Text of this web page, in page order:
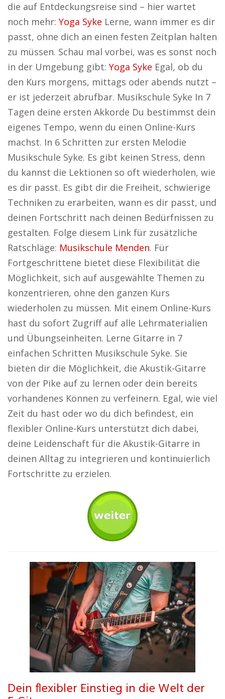
die auf Entdeckungsreise sind – hier wartet
noch mehr: Yoga Syke Lerne, wann immer es dir
passt, ohne dich an einen festen Zeitplan halten
zu müssen. Schau mal vorbei, was es sonst noch
in der Umgebung gibt: Yoga Syke Egal, ob du
den Kurs morgens, mittags oder abends nutzt –
er ist jederzeit abrufbar. Musikschule Syke In 7
Tagen deine ersten Akkorde Du bestimmst dein
eigenes Tempo, wenn du einen Online-Kurs
machst. In 6 Schritten zur ersten Melodie
Musikschule Syke. Es gibt keinen Stress, denn
du kannst die Lektionen so oft wiederholen, wie
es dir passt. Es gibt dir die Freiheit, schwierige
Techniken zu erarbeiten, wann es dir passt, und
deinen Fortschritt nach deinen Bedürfnissen zu
gestalten. Folge diesem Link für zusätzliche
Ratschläge: Musikschule Menden. Für
Fortgeschrittene bietet diese Flexibilität die
Möglichkeit, sich auf ausgewählte Themen zu
konzentrieren, ohne den ganzen Kurs
wiederholen zu müssen. Mit einem Online-Kurs
hast du sofort Zugriff auf alle Lehrmaterialien
und Übungseinheiten. Lerne Gitarre in 7
einfachen Schritten Musikschule Syke. Sie
bieten dir die Möglichkeit, die Akustik-Gitarre
von der Pike auf zu lernen oder dein bereits
vorhandenes Können zu verfeinern. Egal, wie viel
Zeit du hast oder wo du dich befindest, ein
flexibler Online-Kurs unterstützt dich dabei,
deine Leidenschaft für die Akustik-Gitarre in
deinen Alltag zu integrieren und kontinuierlich
Fortschritte zu erzielen.
Dein flexibler Einstieg in die Welt der